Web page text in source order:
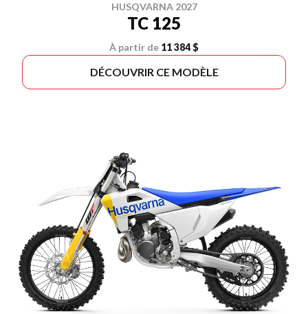
HUSQVARNA 2027
TC 125
À partir de 11 384 $
DÉCOUVRIR CE MODÈLE